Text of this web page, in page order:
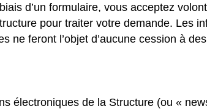
d’un formulaire, vous acceptez
pour traiter votre demande. Les
ne feront l’objet d’aucune cession à
électroniques de la Structure (ou «